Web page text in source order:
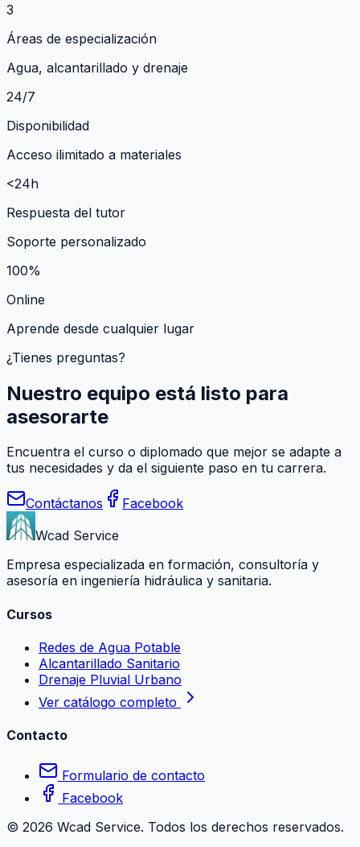
3
Áreas de especialización
Agua, alcantarillado y drenaje
24/7
Disponibilidad
Acceso ilimitado a materiales
<24h
Respuesta del tutor
Soporte personalizado
100%
Online
Aprende desde cualquier lugar
¿Tienes preguntas?
Nuestro equipo está listo para
asesorarte
Encuentra el curso o diplomado que mejor se adapte a
tus necesidades y da el siguiente paso en tu carrera.
Contáctanos
Facebook
Wcad Service
Empresa especializada en formación, consultoría y
asesoría en ingeniería hidráulica y sanitaria.
Cursos
Redes de Agua Potable
Alcantarillado Sanitario
Drenaje Pluvial Urbano
Ver catálogo completo
Contacto
Formulario de contacto
Facebook
© 2026 Wcad Service. Todos los derechos reservados.